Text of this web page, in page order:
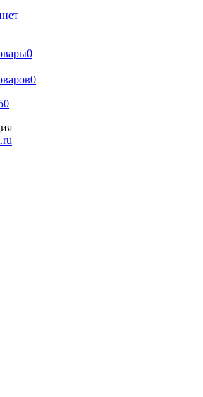
0
0